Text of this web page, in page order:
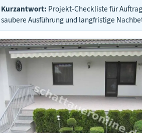
Kurzantwort: Projekt-Checkliste für
saubere Ausführung und langfristige